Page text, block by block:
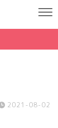
2021-08-02